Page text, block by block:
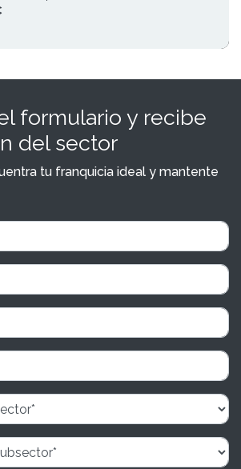
formulario y recibe
del sector
tu franquicia ideal y mantente